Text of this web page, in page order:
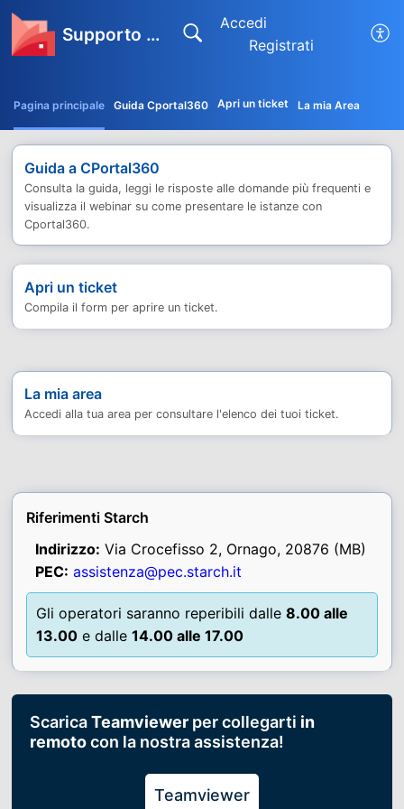
Supporto CPortal360
Accedi
Registrati
Pagina principale Guida Cportal360 Apri un ticket La mia Area
Guida a CPortal360
Consulta la guida, leggi le risposte alle domande più frequenti e
visualizza il webinar su come presentare le istanze con
Cportal360.
Apri un ticket
Compila il form per aprire un ticket.
La mia area
Accedi alla tua area per consultare l'elenco dei tuoi ticket.
Riferimenti Starch
Indirizzo: Via Crocefisso 2, Ornago, 20876 (MB)
PEC: assistenza@pec.starch.it
Gli operatori saranno reperibili dalle 8.00 alle
13.00e dalle 14.00 alle 17.00
ScaricaTeamviewerper collegarti in
remotocon la nostra assistenza!
Teamviewer